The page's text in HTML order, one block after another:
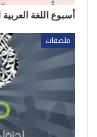
أسبوع اللغة العربية
ملصقات